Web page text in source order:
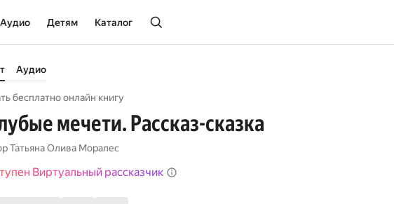
Аудио Детям Каталог
Аудио
бесплатно онлайн книгу
мечети. Рассказ-сказка
Татьяна Олива Моралес
Виртуальный рассказчик